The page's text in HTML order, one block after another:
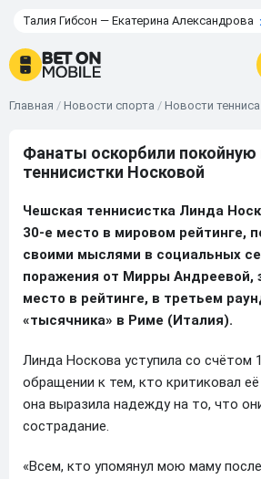
Талия Гибсон — Екатерина Александрова
Главная / Новости спорта / Новости тенниса
Фанаты оскорбили
теннисистки Носковой
Чешская теннисистка Линда
30-е место в мировом рейтинге,
своими мыслями в социальных
поражения от Мирры
место в рейтинге, в третьем
«тысячника» в Риме (Италия).
Линда Носкова уступила со счётом
обращении к тем, кто критиковал
она выразила надежду на то, что
сострадание.
«Всем, кто упомянул мою маму